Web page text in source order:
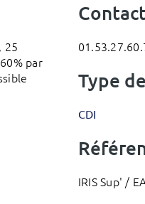
25
par
Type
CDI
IRIS Sup' /